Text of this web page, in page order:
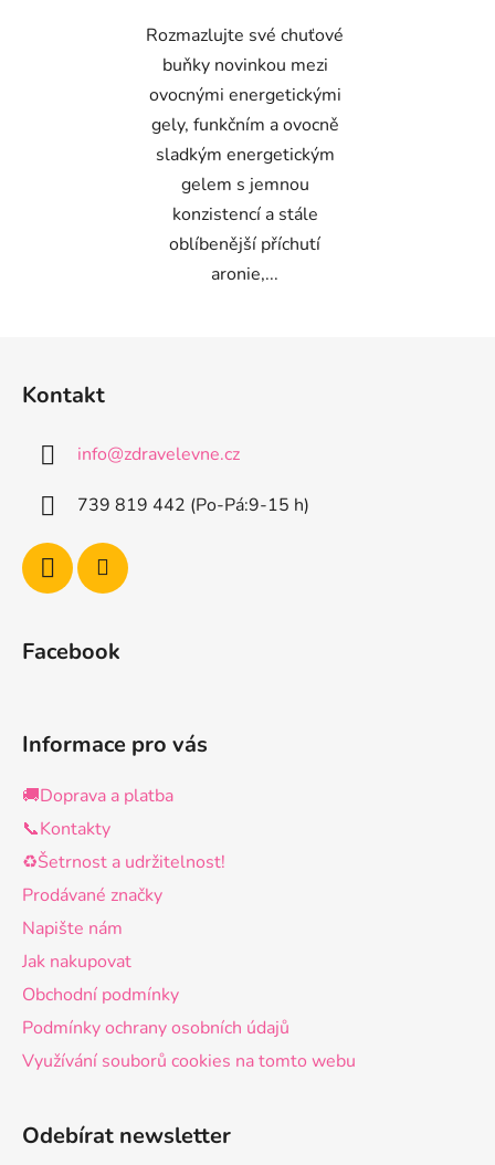
Rozmazlujte své chuťové
buňky novinkou mezi
ovocnými energetickými
gely, funkčním a ovocně
sladkým energetickým
gelem s jemnou
konzistencí a stále
oblíbenější příchutí
aronie,...
Kontakt
info@zdravelevne.cz
739 819 442 (Po-Pá:9-15 h)
Facebook
Informace pro vás
🚚Doprava a platba
📞Kontakty
♻️Šetrnost a udržitelnost!
Prodávané značky
Napište nám
Jak nakupovat
Obchodní podmínky
Podmínky ochrany osobních údajů
Využívání souborů cookies na tomto webu
Odebírat newsletter